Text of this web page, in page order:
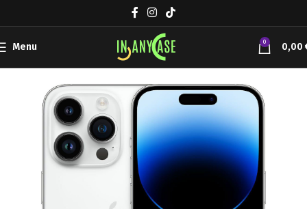
Menu 0 0,00
Συσκευές Κινητής Apple iPhone